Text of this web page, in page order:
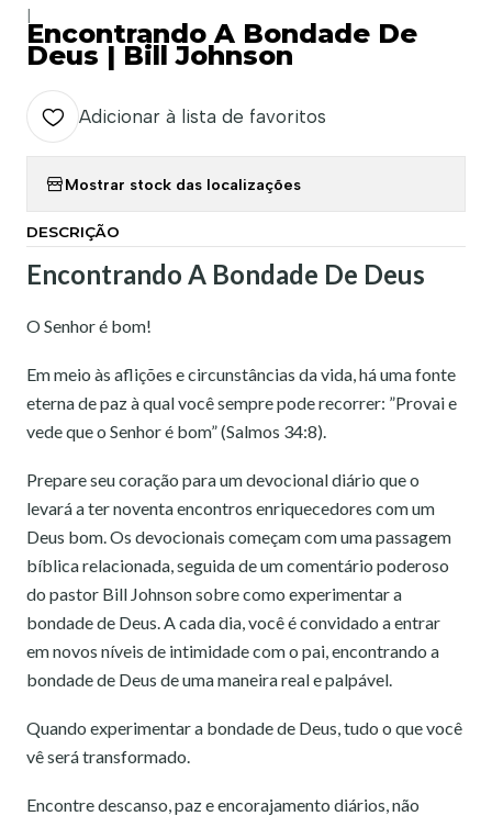
Encontrando A Bondade De
Deus | Bill Johnson
Adicionar à lista de favoritos
Mostrar stock das localizações
DESCRIÇÃO
Encontrando A Bondade De Deus
O Senhor é bom!
Em meio às aflições e circunstâncias da vida, há uma fonte
eterna de paz à qual você sempre pode recorrer: ”Provai e
vede que o Senhor é bom” (Salmos 34:8).
Prepare seu coração para um devocional diário que o
levará a ter noventa encontros enriquecedores com um
Deus bom. Os devocionais começam com uma passagem
bíblica relacionada, seguida de um comentário poderoso
do pastor Bill Johnson sobre como experimentar a
bondade de Deus. A cada dia, você é convidado a entrar
em novos níveis de intimidade com o pai, encontrando a
bondade de Deus de uma maneira real e palpável.
Quando experimentar a bondade de Deus, tudo o que você
vê será transformado.
Encontre descanso, paz e encorajamento diários, não